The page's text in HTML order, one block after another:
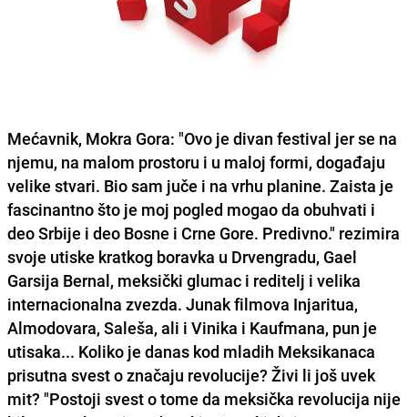
Mećavnik, Mokra Gora: "Ovo je divan festival jer se na
njemu, na malom prostoru i u maloj formi, događaju
velike stvari. Bio sam juče i na vrhu planine. Zaista je
fascinantno što je moj pogled mogao da obuhvati i
deo Srbije i deo Bosne i Crne Gore. Predivno." rezimira
svoje utiske kratkog boravka u Drvengradu, Gael
Garsija Bernal, meksički glumac i reditelj i velika
internacionalna zvezda. Junak filmova Injaritua,
Almodovara, Saleša, ali i Vinika i Kaufmana, pun je
utisaka... Koliko je danas kod mladih Meksikanaca
prisutna svest o značaju revolucije? Živi li još uvek
mit? "Postoji svest o tome da meksička revolucija nije